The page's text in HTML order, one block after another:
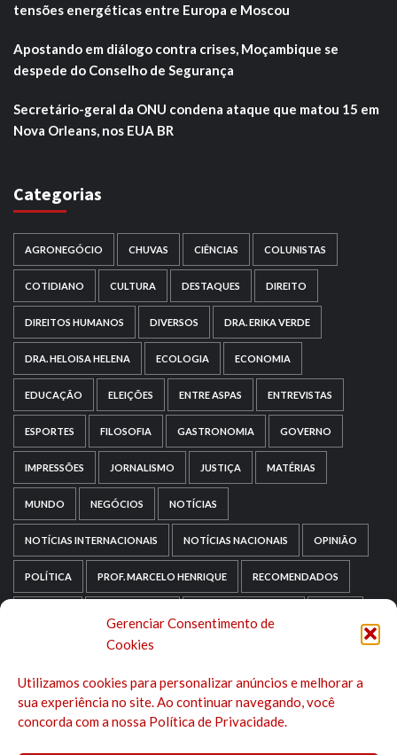
Gerenciar Consentimento de
Cookies
Utilizamos cookies para personalizar anúncios e melhorar a
sua experiência no site. Ao continuar navegando, você
concorda com a nossa Política de Privacidade.
tensões energéticas entre Europa e Moscou
Apostando em diálogo contra crises, Moçambique se
despede do Conselho de Segurança
Secretário-geral da ONU condena ataque que matou 15 em
Nova Orleans, nos EUA BR
Categorias
AGRONEGÓCIO CHUVAS CIÊNCIAS COLUNISTAS
COTIDIANO CULTURA DESTAQUES DIREITO
DIREITOS HUMANOS DIVERSOS DRA. ERIKA VERDE
DRA. HELOISA HELENA ECOLOGIA ECONOMIA
EDUCAÇÃO ELEIÇÕES ENTRE ASPAS ENTREVISTAS
ESPORTES FILOSOFIA GASTRONOMIA GOVERNO
IMPRESSÕES JORNALISMO JUSTIÇA MATÉRIAS
MUNDO NEGÓCIOS NOTÍCIAS
NOTÍCIAS INTERNACIONAIS NOTÍCIAS NACIONAIS OPINIÃO
POLÍTICA PROF. MARCELO HENRIQUE RECOMENDADOS
SEM CATEGORIA
TECNOLOGIA TRIPADVISOR TURISMO